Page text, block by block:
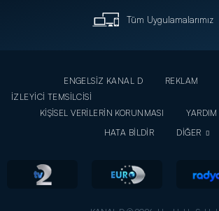
Tüm Uygulamalarımız
ENGELSİZ KANAL D REKLAM
İZLEYİCİ TEMSİLCİSİ
KİŞİSEL VERİLERİN KORUNMASI
YARDIM
HATA BİLDİR
DİĞER